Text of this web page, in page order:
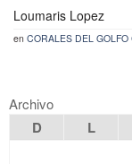
Loumaris Lopez
en CORALES DEL
Archivo
D L